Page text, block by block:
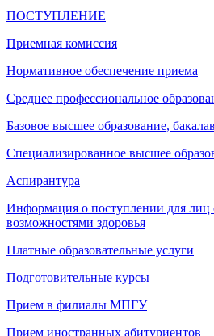
ПОСТУПЛЕНИЕ
Приемная комиссия
Нормативное обеспечение приема
Среднее профессиональное
Базовое высшее образование,
Специализированное высшее
Аспирантура
Информация о поступлении для лиц
возможностями здоровья
Платные образовательные услуги
Подготовительные курсы
Прием в филиалы МПГУ
Прием иностранных абитуриентов